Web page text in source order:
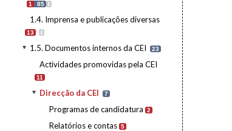
1 85 I
1.4. Imprensa e publicações diversas
13 I
1.5. Documentos internos da CEI 23
Actividades promovidas pela CEI
11
Direcção da CEI 7
Programas de candidatura 2
Relatórios e contas 5